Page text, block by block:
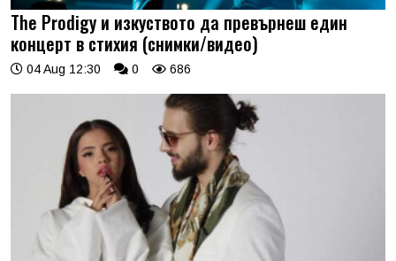
The Prodigy и изкуството да превърнеш един
концерт в стихия (снимки/видео)
04 Aug 12:30 0 686